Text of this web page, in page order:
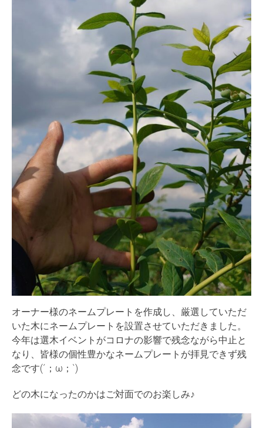
オーナー様のネームプレートを作成し、厳選していただ
いた木にネームプレートを設置させていただきました。
今年は選木イベントがコロナの影響で残念ながら中止と
なり、皆様の個性豊かなネームプレートが拝見できず残
念です(´；ω；`)
どの木になったのかはご対面でのお楽しみ♪